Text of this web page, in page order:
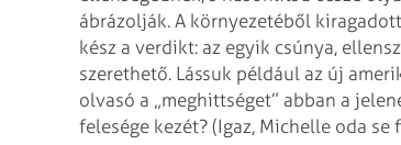
ábrázolják. A környezetéből
kész a verdikt: az egyik csúnya,
szerethető. Lássuk például az új
olvasó a „meghittséget” abban a
felesége kezét? (Igaz, Michelle oda